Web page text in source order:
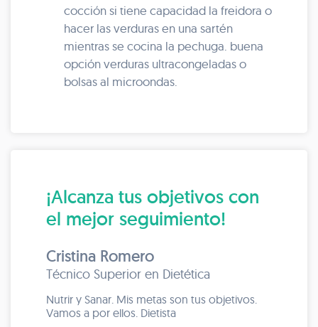
cocción si tiene capacidad la freidora o
hacer las verduras en una sartén
mientras se cocina la pechuga. buena
opción verduras ultracongeladas o
bolsas al microondas.
¡Alcanza tus objetivos con
el mejor seguimiento!
Cristina Romero
Técnico Superior en Dietética
Nutrir y Sanar. Mis metas son tus objetivos.
Vamos a por ellos. Dietista